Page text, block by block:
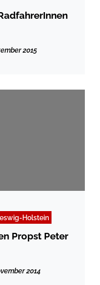
2015
Holstein
Propst Peter
2014